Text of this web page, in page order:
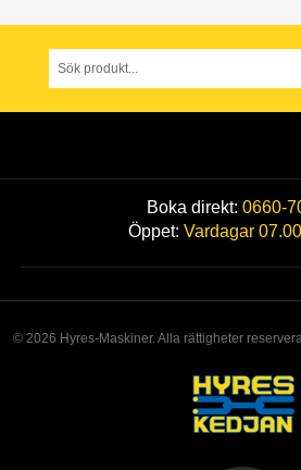
Boka direkt: 0660-
Öppet: Vardagar
© 2026 Hyres-Maskiner. Alla rättigheter